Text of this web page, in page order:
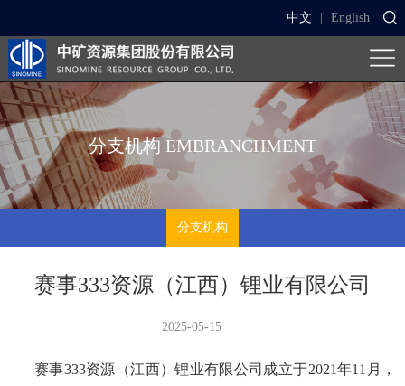
中文 English
分支机构 EMBRANCHMENT
分支机构
赛事333资源（江西）锂业有限公司
2025-05-15
赛事333资源（江西）锂业有限公司成立于2021年11月，